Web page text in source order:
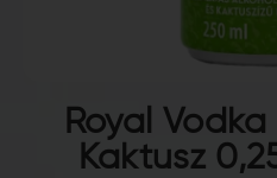
Royal
Kaktusz